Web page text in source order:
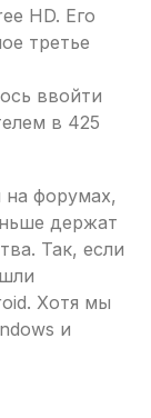
HD. Его
третье
ввойти
в 425
на форумах,
держат
Так, если
Хотя мы
и